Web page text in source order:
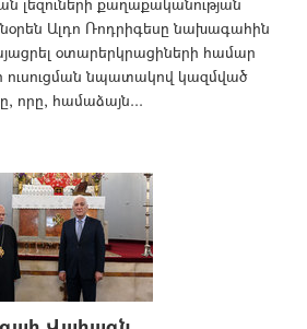
Ալդո Ռոդրիգեսը նախագահին
օտարերկրացիների համար
ուսուցման նպատակով կազմված
որը, համաձայն...